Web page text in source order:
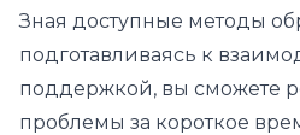
Зная доступные методы
подготавливаясь к
поддержкой, вы сможете
проблемы за короткое